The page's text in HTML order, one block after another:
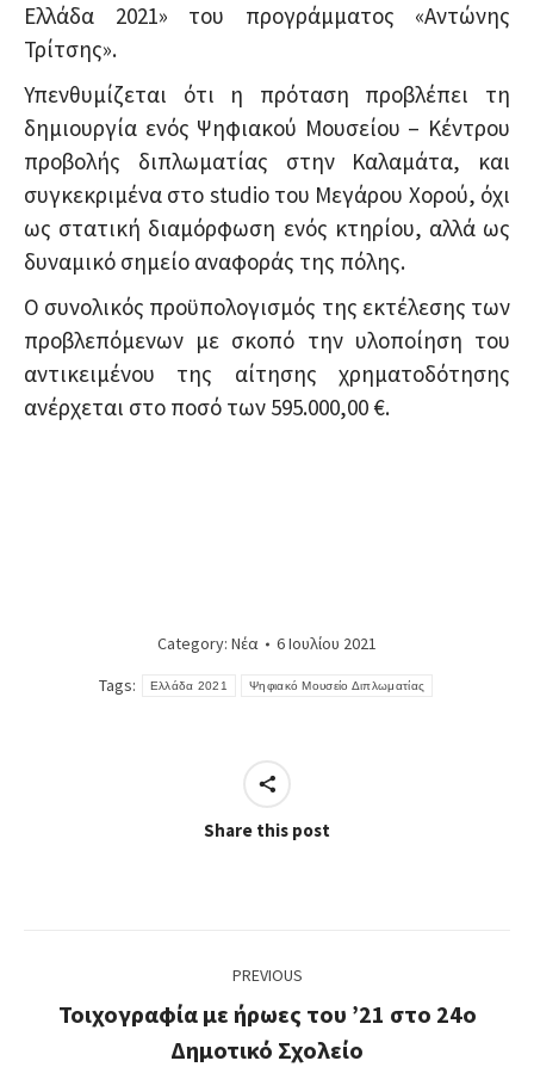
Ελλάδα 2021» του προγράμματος «Αντώνης
Τρίτσης».
Υπενθυμίζεται ότι η πρόταση προβλέπει τη
δημιουργία ενός Ψηφιακού Μουσείου – Κέντρου
προβολής διπλωματίας στην Καλαμάτα, και
συγκεκριμένα στο studio του Μεγάρου Χορού, όχι
ως στατική διαμόρφωση ενός κτηρίου, αλλά ως
δυναμικό σημείο αναφοράς της πόλης.
Ο συνολικός προϋπολογισμός της εκτέλεσης των
προβλεπόμενων με σκοπό την υλοποίηση του
αντικειμένου της αίτησης χρηματοδότησης
ανέρχεται στο ποσό των 595.000,00 €.
Category: Νέα
6 Ιουλίου 2021
Tags:
Ελλάδα 2021 Ψηφιακό Μουσείο Διπλωματίας
Share this post
navigation
PREVIOUS
Previous
Τοιχογραφία με ήρωες του ’21 στο 24ο
Δημοτικό Σχολείο